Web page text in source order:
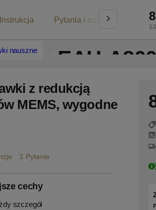
nauszne EAH-
z redukcją
MEMS, wygodne
1 Pytanie
cechy
szczegół
Instrukcja Pytania i odpowiedzi (1)